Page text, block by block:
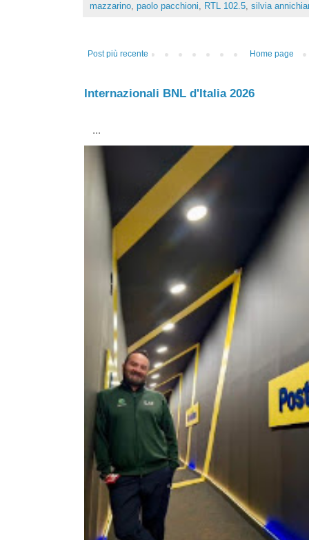
mazzarino, paolo pacchioni, RTL 102.5, silvia
Post più recente Home page
Internazionali BNL d'Italia 2026
...